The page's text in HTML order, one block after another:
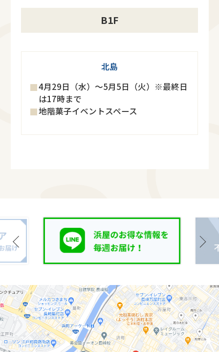
B1F
北島
4月29日（水）～5月5日（火）※最終日
は17時まで
地階菓子イベントスペース